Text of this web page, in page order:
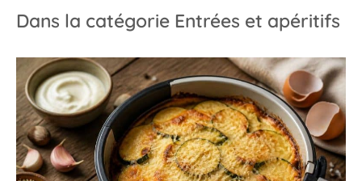
Dans la catégorie Entrées et apéritifs